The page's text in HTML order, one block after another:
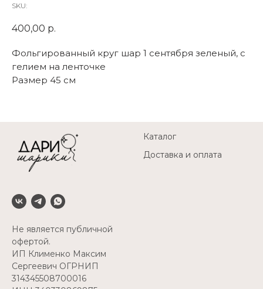
SKU:
400,00 р.
Фольгированный круг шар 1 сентября зеленый, с
гелием на ленточке
Размер 45 см
Не является публичной
офертой.
ИП Клименко Максим
Сергеевич ОГРНИП
314345508700016
Каталог
Доставка и оплата